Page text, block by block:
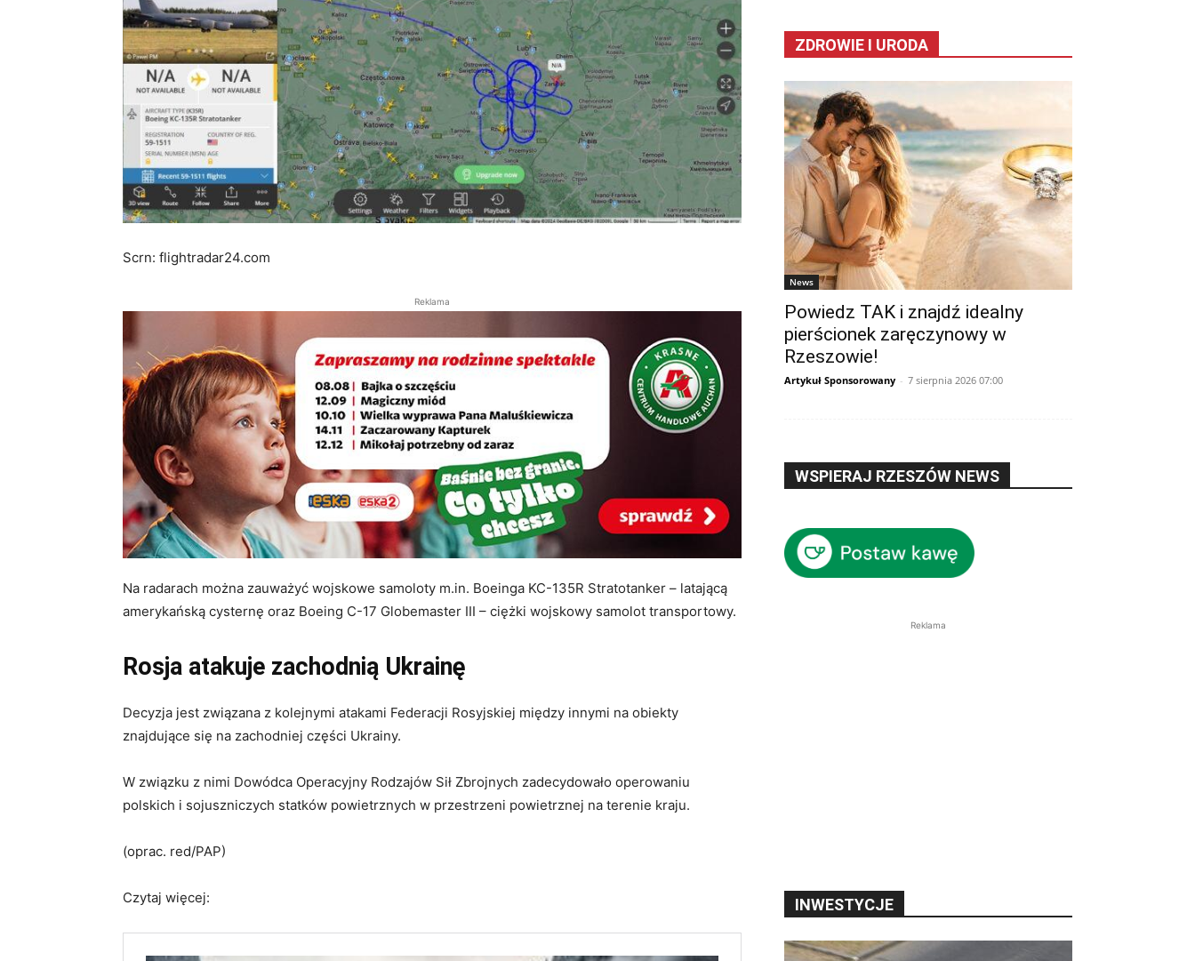
Scrn: flightradar24.com
Reklama
Na radarach można zauważyć wojskowe samoloty m.in. Boeinga KC-135R Stratotanker – latającą
amerykańską cysternę oraz Boeing C-17 Globemaster III – ciężki wojskowy samolot transportowy.
Rosja atakuje zachodnią Ukrainę
Decyzja jest związana z kolejnymi atakami Federacji Rosyjskiej między innymi na obiekty
znajdujące się na zachodniej części Ukrainy.
W związku z nimi Dowódca Operacyjny Rodzajów Sił Zbrojnych zadecydowało operowaniu
polskich i sojuszniczych statków powietrznych w przestrzeni powietrznej na terenie kraju.
(oprac. red/PAP)
Czytaj więcej:
ZDROWIE I URODA
News
Powiedz TAK i znajdź idealny
pierścionek zaręczynowy w
Rzeszowie!
Artykuł Sponsorowany - 7 sierpnia 2026 07:00
WSPIERAJ RZESZÓW NEWS
Reklama
INWESTYCJE